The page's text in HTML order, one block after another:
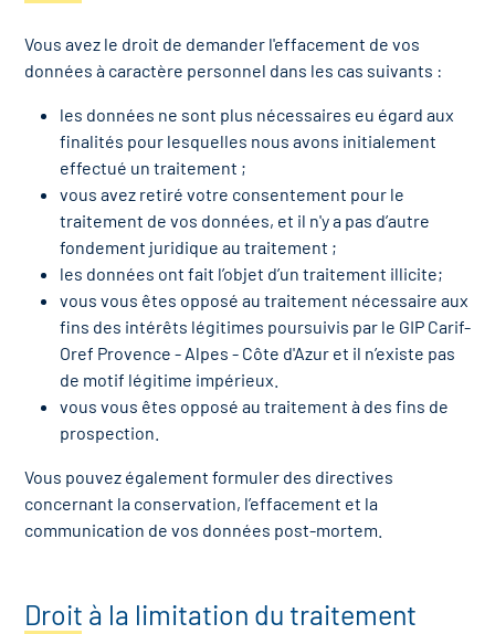
Vous avez le droit de demander l'effacement de vos
données à caractère personnel dans les cas suivants :
les données ne sont plus nécessaires eu égard aux
finalités pour lesquelles nous avons initialement
effectué un traitement ;
vous avez retiré votre consentement pour le
traitement de vos données, et il n'y a pas d’autre
fondement juridique au traitement ;
les données ont fait l’objet d’un traitement illicite;
vous vous êtes opposé au traitement nécessaire aux
fins des intérêts légitimes poursuivis par le GIP Carif-
Oref Provence - Alpes - Côte d'Azur et il n’existe pas
de motif légitime impérieux.
vous vous êtes opposé au traitement à des fins de
prospection.
Vous pouvez également formuler des directives
concernant la conservation, l’effacement et la
communication de vos données post-mortem.
Droit à la limitation du traitement